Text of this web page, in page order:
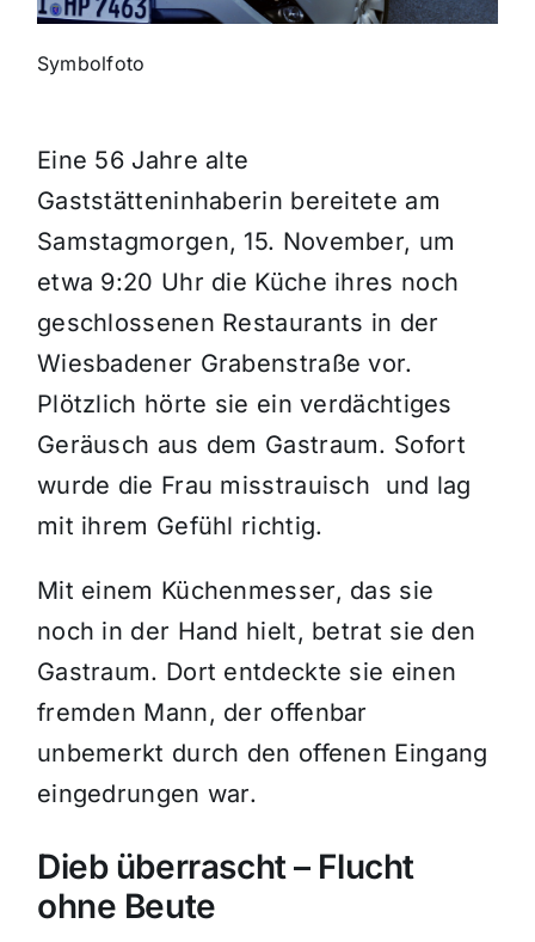
Symbolfoto
Eine 56 Jahre alte
Gaststätteninhaberin bereitete am
Samstagmorgen, 15. November, um
etwa 9:20 Uhr die Küche ihres noch
geschlossenen Restaurants in der
Wiesbadener Grabenstraße vor.
Plötzlich hörte sie ein verdächtiges
Geräusch aus dem Gastraum. Sofort
wurde die Frau misstrauisch und lag
mit ihrem Gefühl richtig.
Mit einem Küchenmesser, das sie
noch in der Hand hielt, betrat sie den
Gastraum. Dort entdeckte sie einen
fremden Mann, der offenbar
unbemerkt durch den offenen Eingang
eingedrungen war.
Dieb überrascht – Flucht
ohne Beute